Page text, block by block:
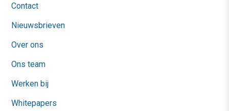
Contact
Nieuwsbrieven
Over ons
Ons team
Werken bij
Whitepapers